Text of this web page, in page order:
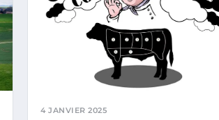
4 JANVIER 2025